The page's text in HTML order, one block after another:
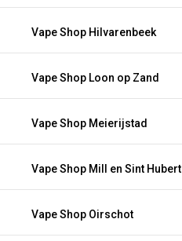
Vape Shop Hilvarenbeek
Vape Shop Loon op Zand
Vape Shop Meierijstad
Vape Shop Mill en Sint Hubert
Vape Shop Oirschot